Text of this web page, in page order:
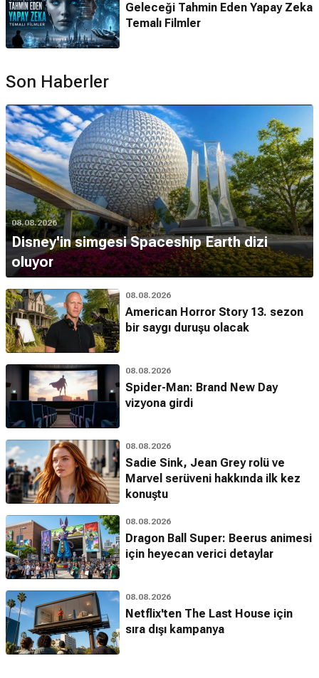
Geleceği Tahmin Eden Yapay Zeka
Temalı Filmler
Son Haberler
08.08.2026
Disney'in simgesi Spaceship Earth dizi
oluyor
08.08.2026
American Horror Story 13. sezon
bir saygı duruşu olacak
08.08.2026
Spider-Man: Brand New Day
vizyona girdi
08.08.2026
Sadie Sink, Jean Grey rolü ve
Marvel serüveni hakkında ilk kez
konuştu
08.08.2026
Dragon Ball Super: Beerus animesi
için heyecan verici detaylar
08.08.2026
Netflix'ten The Last House için
sıra dışı kampanya